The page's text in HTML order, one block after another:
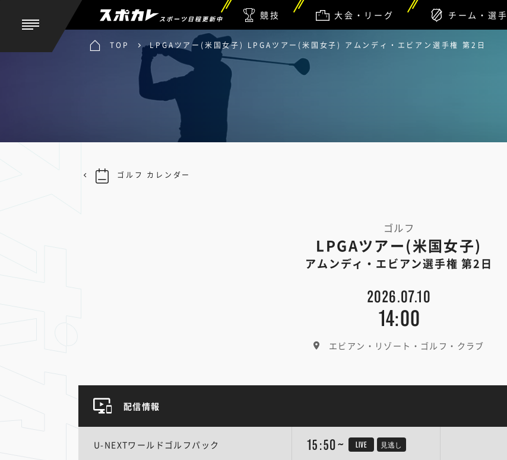
スポーツ日程更新中 競技 大会・リーグ チーム・選手
TOP LPGAツアー(米国女子) LPGAツアー(米国女子) アムンディ・エビアン選手権 第2日
ゴルフ
LPGAツアー(米国女子)
アムンディ・エビアン選手権 第2日
2026.07.10
14:00
エビアン・リゾート・ゴルフ・クラブ
ゴルフ カレンダー
配信情報
U-NEXTワールドゴルフパック 15:50~ LIVE 見逃し